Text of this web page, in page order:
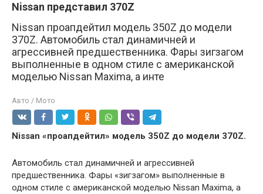
Nissan представил 370Z
Nissan проапдейтил модель 350Z до модели
370Z. Автомобиль стал динамичней и
агрессивней предшественника. Фары зигзагом
выполненные в одном стиле с американской
моделью Nissan Maxima, а инте
Авто / Мото
Nissan «проапдейтил» модель 350Z до модели 370Z.
Автомобиль стал динамичней и агрессивней
предшественника. Фары «зигзагом» выполненные в
одном стиле с американской моделью Nissan Maxima, а